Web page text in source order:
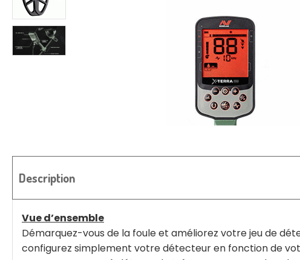
Description
Vue d’ensemble
Démarquez-vous de la foule et améliorez votre jeu de
configurez simplement votre détecteur en fonction de